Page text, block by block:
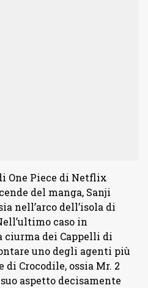
One Piece di Netflix
del manga, Sanji
nell’arco dell’isola di
caso in
ciurma dei Cappelli di
uno degli agenti più
Crocodile, ossia Mr. 2
aspetto decisamente